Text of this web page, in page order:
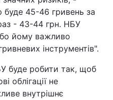
45-46 гривень за
- 43-44 грн. НБУ
йому важливо
інструментів".
буде робити так, щоб
облігації не
внутрішнє